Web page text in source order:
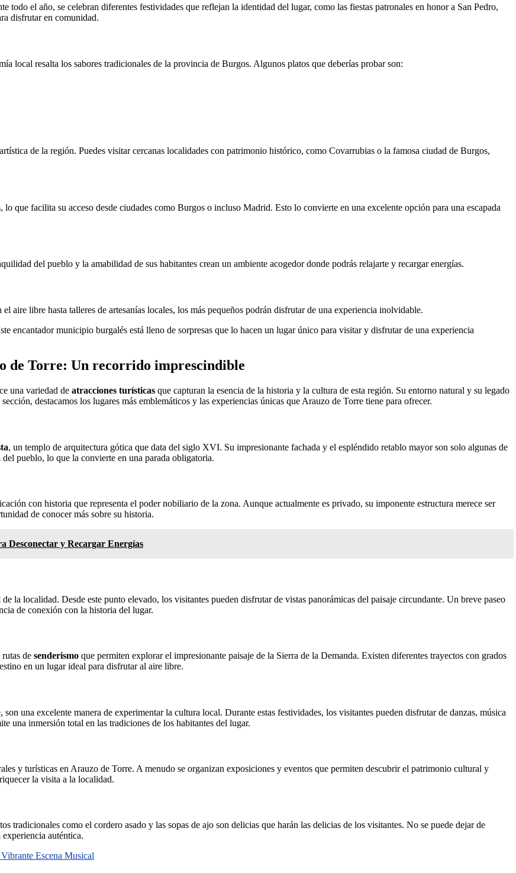
todo el año, se celebran diferentes festividades que reflejan la identidad del lugar, como las fiestas patronales en honor a San Pedro,
disfrutar en comunidad.
local resalta los sabores tradicionales de la provincia de Burgos. Algunos platos que deberías probar son:
de la región. Puedes visitar cercanas localidades con patrimonio histórico, como Covarrubias o la famosa ciudad de Burgos,
que facilita su acceso desde ciudades como Burgos o incluso Madrid. Esto lo convierte en una excelente opción para una escapada
del pueblo y la amabilidad de sus habitantes crean un ambiente acogedor donde podrás relajarte y recargar energías.
aire libre hasta talleres de artesanías locales, los más pequeños podrán disfrutar de una experiencia inolvidable.
encantador municipio burgalés está lleno de sorpresas que lo hacen un lugar único para visitar y disfrutar de una experiencia
de Torre: Un recorrido imprescindible
una variedad de atracciones turísticas que capturan la esencia de la historia y la cultura de esta región. Su entorno natural y su legado
destacamos los lugares más emblemáticos y las experiencias únicas que Arauzo de Torre tiene para ofrecer.
, un templo de arquitectura gótica que data del siglo XVI. Su impresionante fachada y el espléndido retablo mayor son solo algunas de
pueblo, lo que la convierte en una parada obligatoria.
con historia que representa el poder nobiliario de la zona. Aunque actualmente es privado, su imponente estructura merece ser
de conocer más sobre su historia.
Desconectar y Recargar Energías
la localidad. Desde este punto elevado, los visitantes pueden disfrutar de vistas panorámicas del paisaje circundante. Un breve paseo
de conexión con la historia del lugar.
de senderismo que permiten explorar el impresionante paisaje de la Sierra de la Demanda. Existen diferentes trayectos con grados
en un lugar ideal para disfrutar al aire libre.
una excelente manera de experimentar la cultura local. Durante estas festividades, los visitantes pueden disfrutar de danzas, música
una inmersión total en las tradiciones de los habitantes del lugar.
y turísticas en Arauzo de Torre. A menudo se organizan exposiciones y eventos que permiten descubrir el patrimonio cultural y
la visita a la localidad.
tradicionales como el cordero asado y las sopas de ajo son delicias que harán las delicias de los visitantes. No se puede dejar de
auténtica.
Escena Musical